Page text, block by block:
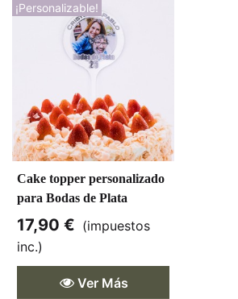
¡Personalizable!
Cake topper personalizado
para Bodas de Plata
17,90 € (impuestos
inc.)
Ver Más